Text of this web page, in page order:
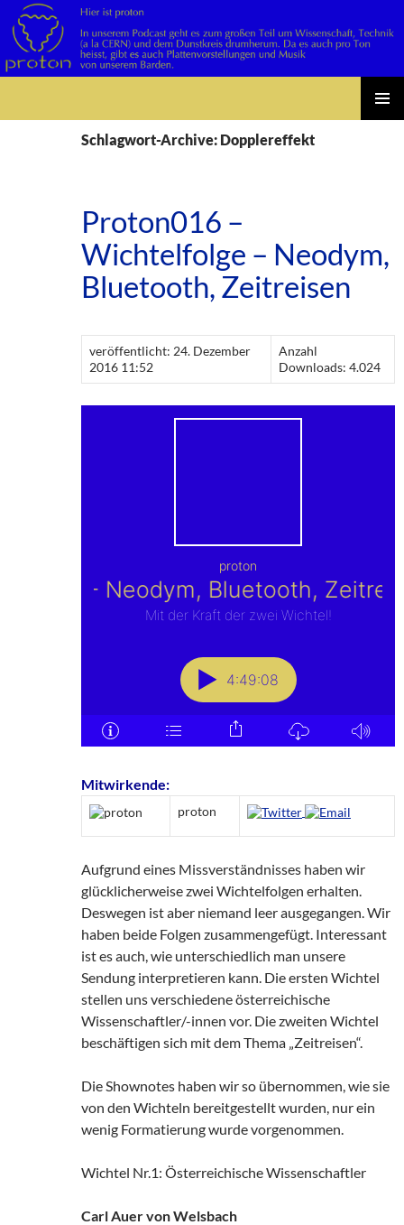
Schlagwort-Archive: Dopplereffekt
Proton016 –
Wichtelfolge – Neodym,
Bluetooth, Zeitreisen
veröffentlicht: 24. Dezember
2016 11:52
Anzahl
Downloads: 4.024
Mitwirkende:
proton
Aufgrund eines Missverständnisses haben wir
glücklicherweise zwei Wichtelfolgen erhalten.
Deswegen ist aber niemand leer ausgegangen. Wir
haben beide Folgen zusammengefügt. Interessant
ist es auch, wie unterschiedlich man unsere
Sendung interpretieren kann. Die ersten Wichtel
stellen uns verschiedene österreichische
Wissenschaftler/-innen vor. Die zweiten Wichtel
beschäftigen sich mit dem Thema „Zeitreisen“.
Die Shownotes haben wir so übernommen, wie sie
von den Wichteln bereitgestellt wurden, nur ein
wenig Formatierung wurde vorgenommen.
Wichtel Nr.1: Österreichische Wissenschaftler
Carl Auer von Welsbach